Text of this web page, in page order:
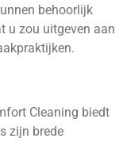
behoorlijk
u zou uitgeven aan
Cleaning biedt
zijn brede